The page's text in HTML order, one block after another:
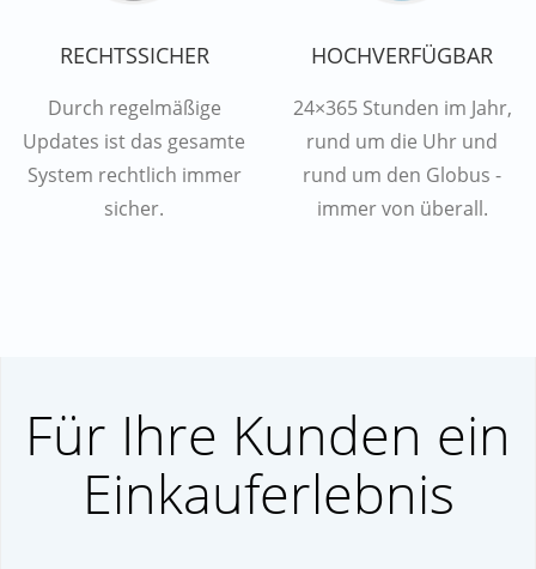
RECHTSSICHER
Durch regelmäßige
Updates ist das gesamte
System rechtlich immer
sicher.
HOCHVERFÜGBAR
24×365 Stunden im Jahr,
rund um die Uhr und
rund um den Globus -
immer von überall.
Für Ihre Kunden ein
Einkauferlebnis